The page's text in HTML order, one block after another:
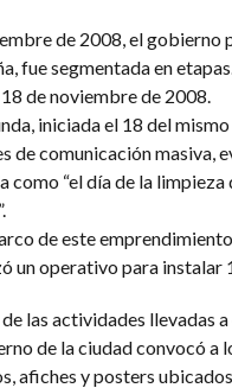
de 2008, el
fue segmentada en
de noviembre de 2008.
iniciada el 18 del
de comunicación masiva,
como “el día de la
de este
un operativo para instalar
las actividades llevadas
de la ciudad convocó a
afiches y posters